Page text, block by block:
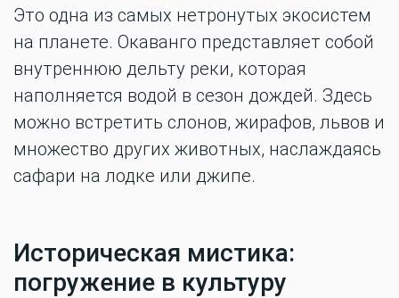
Это одна из самых нетронутых экосистем
на планете. Окаванго представляет собой
внутреннюю дельту реки, которая
наполняется водой в сезон дождей. Здесь
можно встретить слонов, жирафов, львов и
множество других животных, наслаждаясь
сафари на лодке или джипе.
Историческая мистика:
погружение в культуру